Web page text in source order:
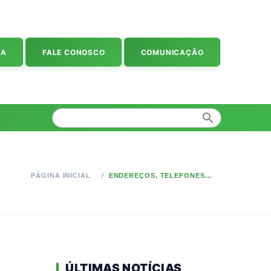
FALE CONOSCO COMUNICAÇÃO
search
PÁGINA INICIAL ENDEREÇOS, TELEFONES E HORÁRIO DE ATENDIMENTO
ÚLTIMAS NOTÍCIAS